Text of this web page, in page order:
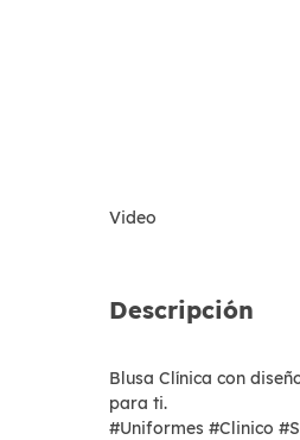
Video
Descripción
Blusa Clínica con
para ti.
#Uniformes #Clinico